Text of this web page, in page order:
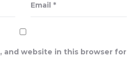
Email *
and website in this browser for